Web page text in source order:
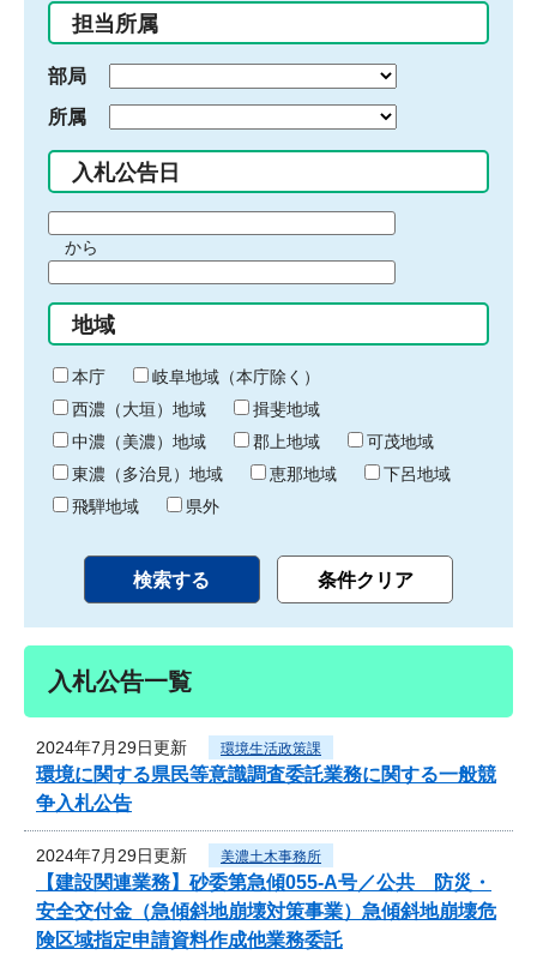
入
力
担当所属
部局
所属
入札公告日
間
始
り
から
間
終
わ
り
地域
本庁
岐阜地域（本庁除く）
西濃（大垣）地域
揖斐地域
中濃（美濃）地域
郡上地域
可茂地域
東濃（多治見）地域
恵那地域
下呂地域
飛騨地域
県外
入札公告一覧
2024年7月29日更新 環境生活政策課
環境に関する県民等意識調査委託業務に関する一般競
争入札公告
2024年7月29日更新 美濃土木事務所
【建設関連業務】砂委第急傾055-A号／公共 防災・
安全交付金（急傾斜地崩壊対策事業）急傾斜地崩壊危
険区域指定申請資料作成他業務委託